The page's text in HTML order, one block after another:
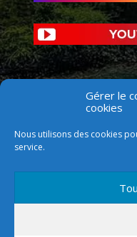
Gérer le
cookies
Nous utilisons des cookies
service.